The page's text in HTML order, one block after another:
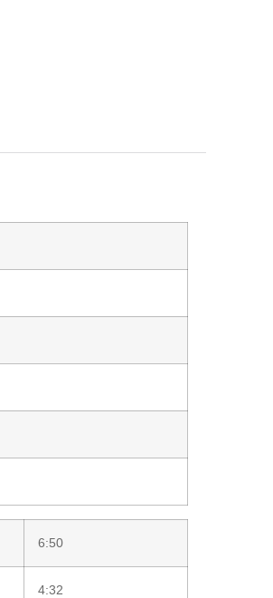
6:50
4:32